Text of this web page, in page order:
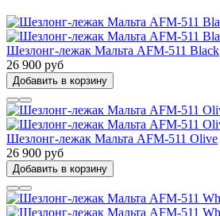
Шезлонг-лежак Мальта AFM-511 Black
26 900 руб
Добавить в корзину
Шезлонг-лежак Мальта AFM-511 Olive
26 900 руб
Добавить в корзину